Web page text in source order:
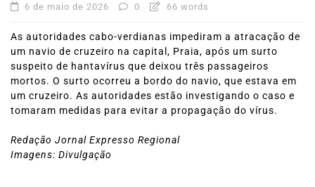
6 de maio de 2026 0 66 words
As autoridades cabo-verdianas impediram a atracação de
um navio de cruzeiro na capital, Praia, após um surto
suspeito de hantavírus que deixou três passageiros
mortos. O surto ocorreu a bordo do navio, que estava em
um cruzeiro. As autoridades estão investigando o caso e
tomaram medidas para evitar a propagação do vírus.
Redação Jornal Expresso Regional
Imagens: Divulgação